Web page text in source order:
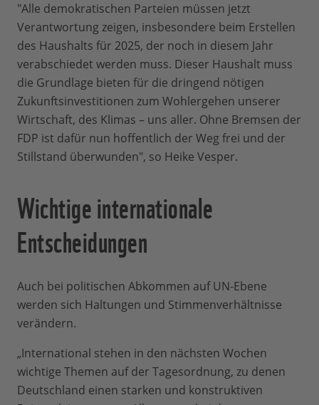
"Alle demokratischen Parteien müssen jetzt
Verantwortung zeigen, insbesondere beim Erstellen
des Haushalts für 2025, der noch in diesem Jahr
verabschiedet werden muss. Dieser Haushalt muss
die Grundlage bieten für die dringend nötigen
Zukunftsinvestitionen zum Wohlergehen unserer
Wirtschaft, des Klimas – uns aller. Ohne Bremsen der
FDP ist dafür nun hoffentlich der Weg frei und der
Stillstand überwunden", so Heike Vesper.
Wichtige internationale
Entscheidungen
Auch bei politischen Abkommen auf UN-Ebene
werden sich Haltungen und Stimmenverhältnisse
verändern.
„International stehen in den nächsten Wochen
wichtige Themen auf der Tagesordnung, zu denen
Deutschland einen starken und konstruktiven